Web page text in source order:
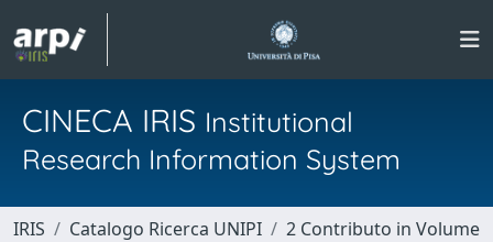
CINECA IRIS Institutional
Research Information System
IRIS Catalogo Ricerca UNIPI
2 Contributo in Volume